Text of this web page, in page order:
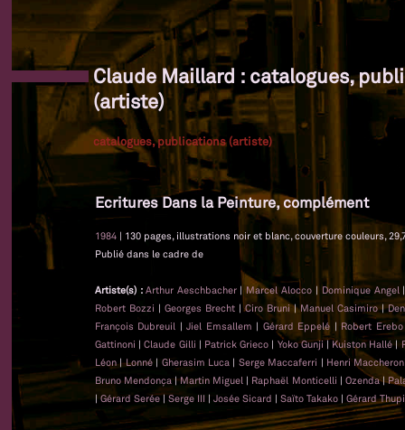
Claude Maillard : catalogues,
(artiste)
catalogues, publications (artiste)
Ecritures Dans la Peinture, complément
1984 | 130 pages, illustrations noir et blanc, couverture couleurs,
Publié dans le cadre de
Artiste(s) : Arthur Aeschbacher| Marcel Alocco | Dominique Angel
Robert Bozzi | Georges Brecht|Ciro Bruni|Manuel Casimiro|
François Dubreuil |Jiel Emsallem | Gérard Eppelé | Robert Erebo
Gattinoni |Claude Gilli | Patrick Grieco | Yoko Gunji|Kuiston Hallé |
Léon|Lonné| Gherasim Luca | Serge Maccaferri | Henri
Bruno Mendonça |Martin Miguel | Raphaël Monticelli | Ozenda|
| Gérard Serée|Serge III | Josée Sicard | Saïto Takako | Gérard